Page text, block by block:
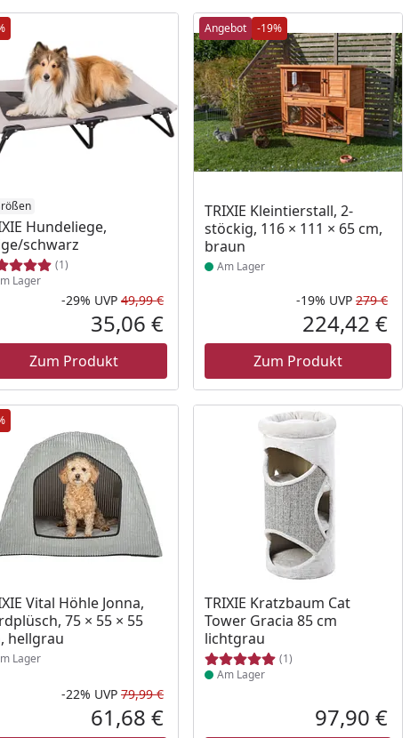
Hundeliege,
schwarz
(1)
am Lager
Lager
Rabatt in Prozent
-29%
Ursprünglicher Preis
UVP 49,99 €
Aktueller Preis
35,06 €
Zum Produkt
Angebot -19%
TRIXIE Kleintierstall, 2-
stöckig, 116 × 111 × 65 cm,
braun
Produkt am Lager
Am Lager
-19% UVP 279 €
224,42 €
Zum Produkt
Preis
Vital Höhle Jonna,
75 × 55 × 55
hellgrau
am Lager
Lager
Rabatt in Prozent
-22%
Ursprünglicher Preis
UVP 79,99 €
Aktueller Preis
61,68 €
TRIXIE Kratzbaum Cat
Tower Gracia 85 cm
lichtgrau
(1)
Produkt am Lager
Am Lager
97,90 €